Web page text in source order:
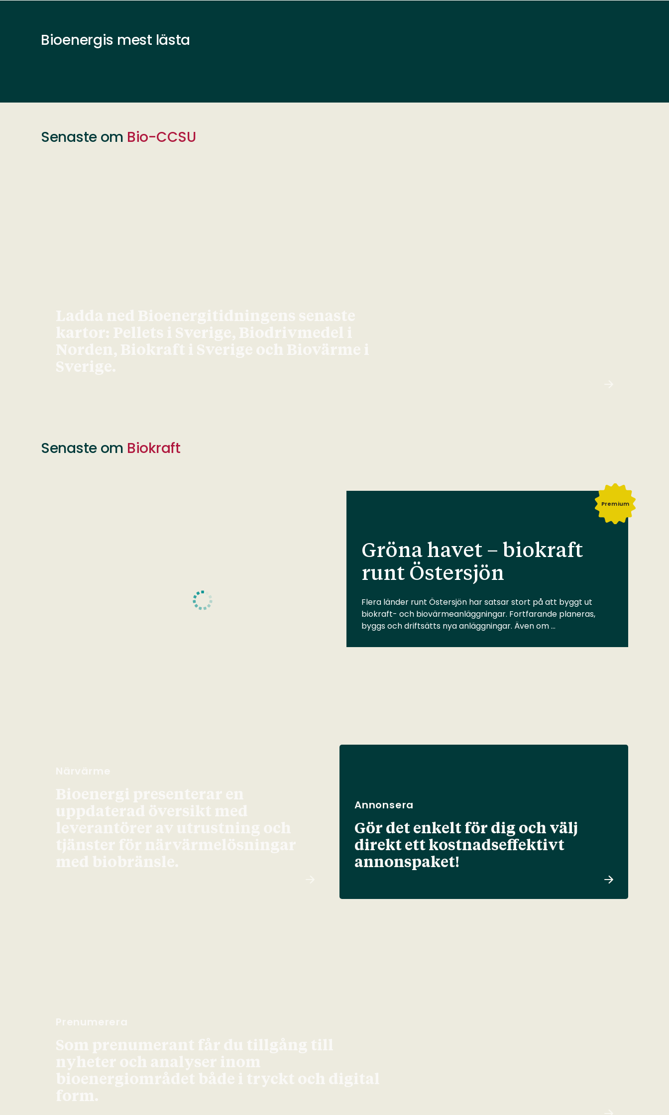
Bioenergis mest lästa
Senaste om Bio-CCSU
Ladda ned Bioenergitidningens senaste
kartor: Pellets i Sverige, Biodrivmedel i
Norden, Biokraft i Sverige och Biovärme i
Sverige.
Senaste om Biokraft
Premium
Gröna havet – biokraft
runt Östersjön
Flera länder runt Östersjön har satsar stort på att byggt ut
biokraft- och biovärmeanläggningar. Fortfarande planeras,
byggs och driftsätts nya anläggningar. Även om …
Närvärme
Bioenergi presenterar en
uppdaterad översikt med
leverantörer av utrustning och
tjänster för närvärmelösningar
med biobränsle.
Annonsera
Gör det enkelt för dig och välj
direkt ett kostnadseffektivt
annonspaket!
Prenumerera
Som prenumerant får du tillgång till
nyheter och analyser inom
bioenergiområdet både i tryckt och digital
form.